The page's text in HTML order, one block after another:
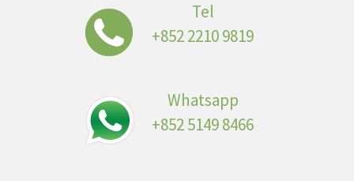
Tel
+852 2210 9819
Whatsapp
+852 5149 8466